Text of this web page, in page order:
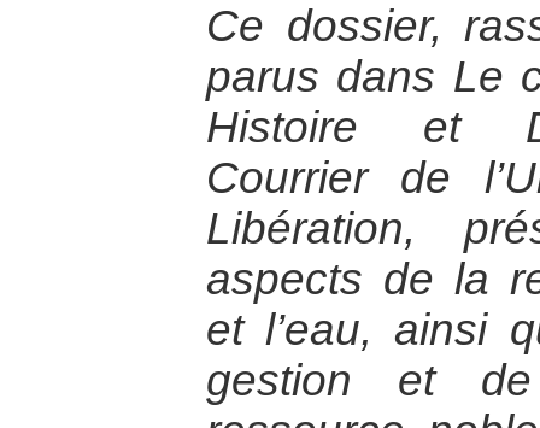
Ce dossier,
parus dans Le
Histoire et
Courrier de
Libération,
aspects de la
et l’eau, ainsi
gestion et